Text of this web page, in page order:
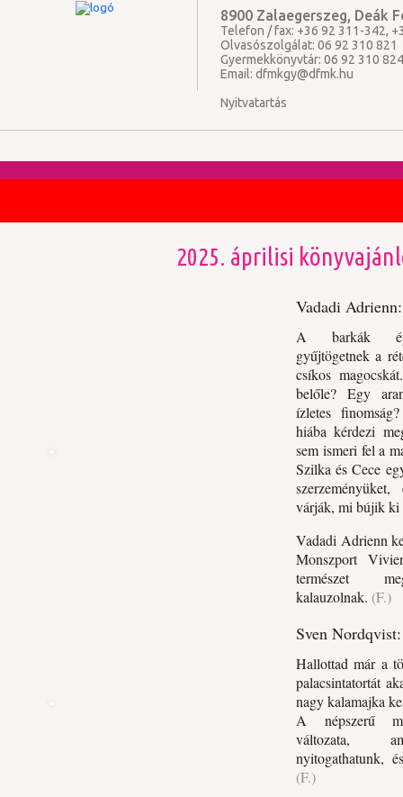
8900 Zalaegerszeg, Deák
Telefon / fax: +36 92 311-342,
Olvasószolgálat: 06 92 310 821
Gyermekkönyvtár: 06 92 310
Email:dfmkgy@dfmk.hu
Nyitvatartás
2025. áprilisi
Vadadi
A barkák
gyűjtögetnek a
csíkos
belőle? Egy
ízletes
hiába kérdezi
sem ismeri fel a
Szilka és Cece
várják, mi bújik
Vadadi Adrienn
Monszport
természet
kalauzolnak. (F.)
Sven
Hallottad már a
palacsintatortát
nagy kalamajka
A népszerű
változata,
nyitogathatunk,
(F.)